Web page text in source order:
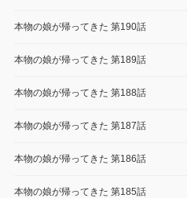
本物の娘が帰ってきた 第190話
本物の娘が帰ってきた 第189話
本物の娘が帰ってきた 第188話
本物の娘が帰ってきた 第187話
本物の娘が帰ってきた 第186話
本物の娘が帰ってきた 第185話